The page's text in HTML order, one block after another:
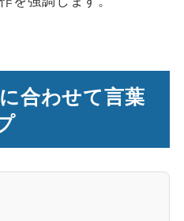
合わせて言葉